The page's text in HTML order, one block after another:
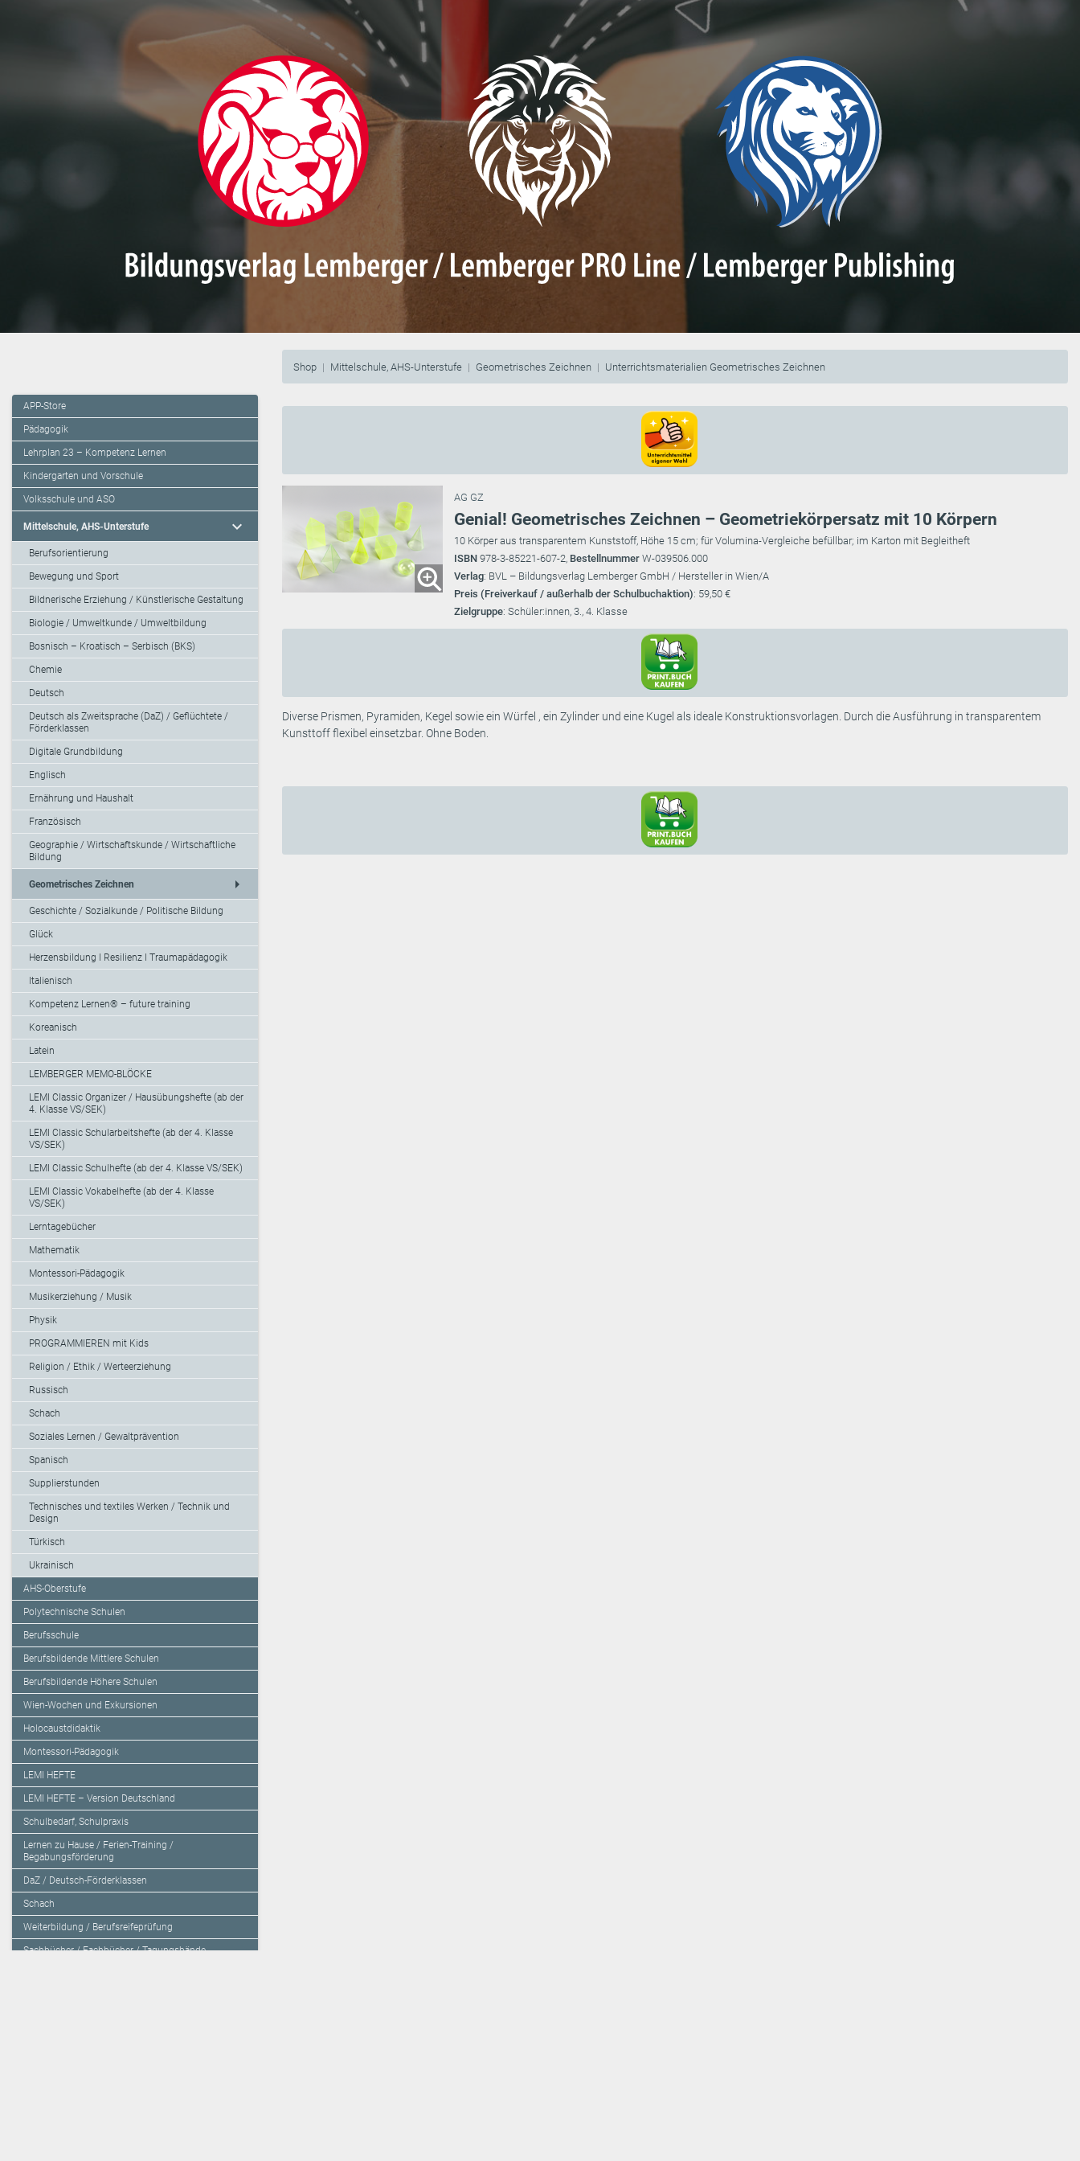
Shop Mittelschule, AHS-Unterstufe Geometrisches Zeichnen Unterrichtsmaterialien Geometrisches Zeichnen
APP-Store
Pädagogik
Lehrplan 23 – Kompetenz Lernen
Kindergarten und Vorschule
Volksschule und ASO
Mittelschule, AHS-Unterstufe expand_more
Berufsorientierung
Bewegung und Sport
Bildnerische Erziehung / Künstlerische Gestaltung
Biologie / Umweltkunde / Umweltbildung
Bosnisch – Kroatisch – Serbisch (BKS)
Chemie
Deutsch
Deutsch als Zweitsprache (DaZ) / Geflüchtete /
Förderklassen
Digitale Grundbildung
Englisch
Ernährung und Haushalt
Französisch
Geographie / Wirtschaftskunde / Wirtschaftliche
Bildung
Geometrisches Zeichnen arrow_right
Geschichte / Sozialkunde / Politische Bildung
Glück
Herzensbildung I Resilienz I Traumapädagogik
Italienisch
Kompetenz Lernen® – future training
Koreanisch
Latein
LEMBERGER MEMO-BLÖCKE
LEMI Classic Organizer / Hausübungshefte (ab der
4. Klasse VS/SEK)
LEMI Classic Schularbeitshefte (ab der 4. Klasse
VS/SEK)
LEMI Classic Schulhefte (ab der 4. Klasse VS/SEK)
LEMI Classic Vokabelhefte (ab der 4. Klasse
VS/SEK)
Lerntagebücher
Mathematik
Montessori-Pädagogik
Musikerziehung / Musik
Physik
PROGRAMMIEREN mit Kids
Religion / Ethik / Werteerziehung
Russisch
Schach
Soziales Lernen / Gewaltprävention
Spanisch
Supplierstunden
Technisches und textiles Werken / Technik und
Design
Türkisch
Ukrainisch
AHS-Oberstufe
Polytechnische Schulen
Berufsschule
Berufsbildende Mittlere Schulen
Berufsbildende Höhere Schulen
Wien-Wochen und Exkursionen
Holocaustdidaktik
Montessori-Pädagogik
LEMI HEFTE
LEMI HEFTE – Version Deutschland
Schulbedarf, Schulpraxis
Lernen zu Hause / Ferien-Training /
Begabungsförderung
DaZ / Deutsch-Förderklassen
Schach
Weiterbildung / Berufsreifeprüfung
Sachbücher / Fachbücher / Tagungsbände
AG GZ
Genial! Geometrisches Zeichnen – Geometriekörpersatz mit 10 Körpern
10 Körper aus transparentem Kunststoff, Höhe 15 cm; für Volumina-Vergleiche befüllbar; im Karton mit Begleitheft
ISBN 978-3-85221-607-2, Bestellnummer W-039506.000
Verlag: BVL – Bildungsverlag Lemberger GmbH / Hersteller in Wien/A
Preis (Freiverkauf / außerhalb der Schulbuchaktion): 59,50 €
Zielgruppe: Schüler:innen, 3., 4. Klasse
Diverse Prismen, Pyramiden, Kegel sowie ein Würfel , ein Zylinder und eine Kugel als ideale Konstruktionsvorlagen. Durch die Ausführung in transparentem
Kunsttoff flexibel einsetzbar. Ohne Boden.